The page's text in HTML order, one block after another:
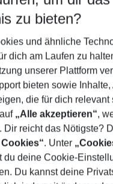
5-8 Nächte
Keine Kinder
Filter anzeigen
zu bieten?
und ähnliche
dich am Laufen zu
unserer Plattform
bieten sowie Inhalte,
die für dich relevant
„Alle akzeptieren“,
Dir reicht das Nötigste?
. Unter
du deine Cookie-
Du kannst deine